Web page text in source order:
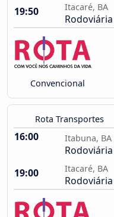
19:50
Itacaré, BA
Rodoviária
Convencional
Rota Transportes
16:00 Itabuna, BA
Rodoviária
19:00
Itacaré, BA
Rodoviária